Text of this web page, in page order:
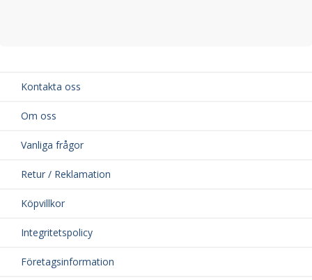
Kontakta oss
Om oss
Vanliga frågor
Retur / Reklamation
Köpvillkor
Integritetspolicy
Företagsinformation